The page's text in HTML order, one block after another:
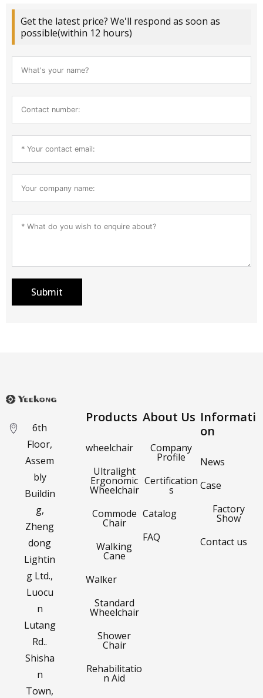
Get the latest price? We'll respond as soon as
possible(within 12 hours)
Submit
6th
Floor,
Assem
bly
Buildin
g,
Zheng
dong
Lightin
g Ltd.,
Luocu
n
Lutang
Rd..
Shisha
n
Town,
Products
wheelchair
Ultralight
Ergonomic
Wheelchair
Commode
Chair
Walking
Cane
Walker
Standard
Wheelchair
Shower
Chair
Rehabilitatio
n Aid
About Us
Company
Profile
Certification
s
Catalog
FAQ
Informati
on
News
Case
Factory
Show
Contact us